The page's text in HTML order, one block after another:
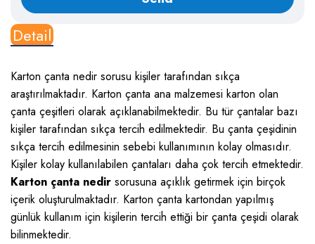
Detail
Karton çanta nedir sorusu kişiler tarafından sıkça
araştırılmaktadır. Karton çanta ana malzemesi karton olan
çanta çeşitleri olarak açıklanabilmektedir. Bu tür çantalar bazı
kişiler tarafından sıkça tercih edilmektedir. Bu çanta çeşidinin
sıkça tercih edilmesinin sebebi kullanımının kolay olmasıdır.
Kişiler kolay kullanılabilen çantaları daha çok tercih etmektedir.
Karton çanta nedir sorusuna açıklık getirmek için birçok
içerik oluşturulmaktadır. Karton çanta kartondan yapılmış
günlük kullanım için kişilerin tercih ettiği bir çanta çeşidi olarak
bilinmektedir.